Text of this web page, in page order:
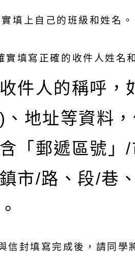
填上自己的班級和姓名。
實填寫正確的收件人姓名
件人的稱呼，
、地址等資料
「郵遞區號」
市/路、段/巷
信封填寫完成後，請同學